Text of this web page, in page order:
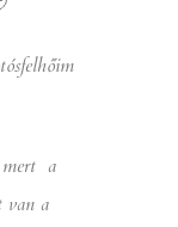
mert a
van a